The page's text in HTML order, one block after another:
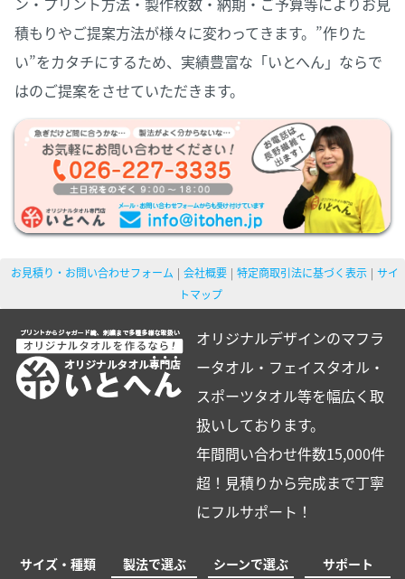
積もりやご提案方法が様々に変わってきます。”作りた
い”をカタチにするため、実績豊富な「いとへん」ならで
はのご提案をさせていただきます。
お見積り・お問い合わせフォーム 会社概要 特定商取引法に基づく表示
サイ
トマップ
オリジナルデザインのマフラ
ータオル・フェイスタオル・
スポーツタオル等を幅広く取
扱いしております。
年間問い合わせ件数15,000件
超！見積りから完成まで丁寧
にフルサポート！
サイズ・種類
製法で選ぶ シーンで選ぶ サポート